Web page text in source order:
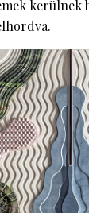
kerülnek